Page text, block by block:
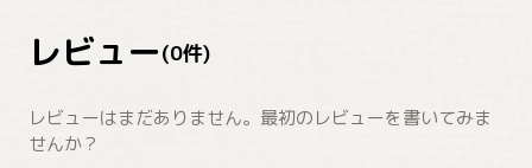
レビュー(0件)
レビューはまだありません。最初のレビューを書いてみま
せんか？